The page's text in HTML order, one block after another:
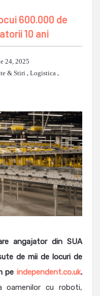
600.000 de
10 ani
24, 2025
& Stiri, Logistica ,
angajator din SUA
de mii de locuri de
pe independent.co.uk.
oamenilor cu roboti,